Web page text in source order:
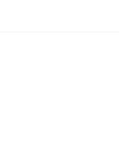
Google news
в Viber
в LinkedIn